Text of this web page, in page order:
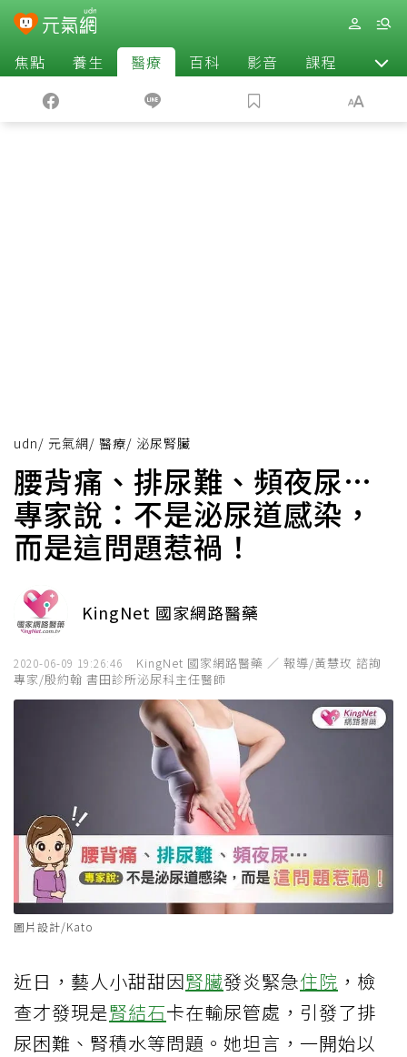
焦點 養生 醫療 百科 影音 課程 退休
udn/ 元氣網/ 醫療/ 泌尿腎臟
腰背痛、排尿難、頻夜尿…
專家說：不是泌尿道感染，
而是這問題惹禍！
KingNet 國家網路醫藥
2020-06-09 19:26:46
KingNet 國家網路醫藥 ／ 報導/黃慧玫 諮詢
專家/殷約翰 書田診所泌尿科主任醫師
圖片設計/Kato
近日，藝人小甜甜因腎臟發炎緊急住院 ，檢
查才發現是腎結石卡在輸尿管處，引發了排
尿困難、腎積水等問題。她坦言，一開始以